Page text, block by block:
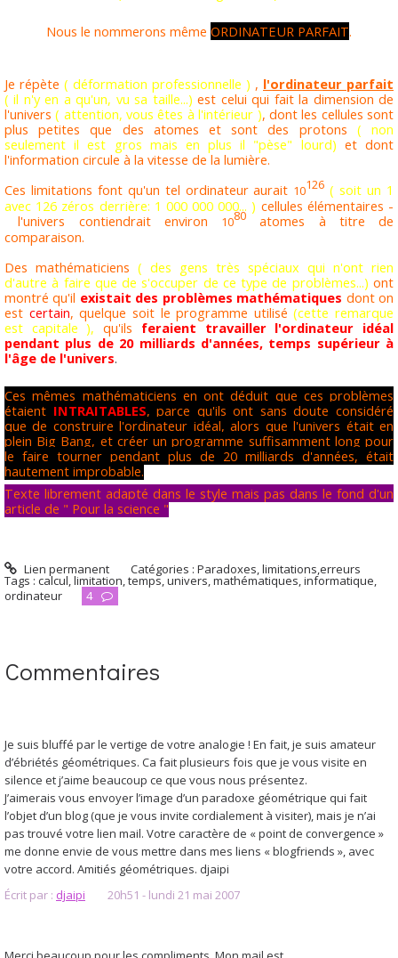
Nous le nommerons même ORDINATEUR PARFAIT.
Je répète ( déformation professionnelle ) , l'ordinateur parfait
( il n'y en a qu'un, vu sa taille...) est celui qui fait la dimension de
l'univers( attention, vous êtes à l'intérieur ), dont les cellules sont
plus petites que des atomes et sont des protons ( non
seulement il est gros mais en plus il "pèse" lourd) et dont
l'information circule à la vitesse de la lumière.
Ces limitations font qu'un tel ordinateur aurait 10126 ( soit un 1
avec 126 zéros derrière: 1 000 000 000... ) cellules élémentaires -
l'univers contiendrait environ
1080 atomes à titre de
comparaison.
Des mathématiciens ( des gens très spéciaux qui n'ont rien
d'autre à faire que de s'occuper de ce type de problèmes...) ont
montré qu'il existait des problèmes mathématiques dont on
est certain, quelque soit le programme utilisé(cette remarque
est capitale ), qu'ils feraient travailler l'ordinateur idéal
pendant plus de 20 milliards d'années, temps supérieur à
l'âge de l'univers.
Ces mêmes mathématiciens en ont déduit que ces problèmes
étaient INTRAITABLES, parce qu'ils ont sans doute considéré
que de construire l'ordinateur idéal, alors que l'univers était en
plein Big Bang, et créer un programme suffisamment long pour
le faire tourner pendant plus de 20 milliards d'années, était
hautement improbable.
Texte librement adapté dans le style mais pas dans le fond d'un
article de " Pour la science "
Lien permanent Catégories :Paradoxes, limitations,erreurs
Tags : calcul,limitation,temps,univers,mathématiques,informatique,
ordinateur
4
Commentaires
Je suis bluffé par le vertige de votre analogie ! En fait, je suis amateur
d’ébriétés géométriques. Ca fait plusieurs fois que je vous visite en
silence et j’aime beaucoup ce que vous nous présentez.
J’aimerais vous envoyer l’image d’un paradoxe géométrique qui fait
l’objet d’un blog (que je vous invite cordialement à visiter), mais je n’ai
pas trouvé votre lien mail. Votre caractère de « point de convergence »
me donne envie de vous mettre dans mes liens « blogfriends », avec
votre accord. Amitiés géométriques. djaipi
Écrit par : djaipi 20h51 - lundi 21 mai 2007